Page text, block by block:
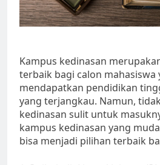
Kampus kedinasan
terbaik bagi calon mahasiswa
mendapatkan pendidikan
yang terjangkau. Namun,
kedinasan sulit untuk
kampus kedinasan yang
bisa menjadi pilihan terbaik